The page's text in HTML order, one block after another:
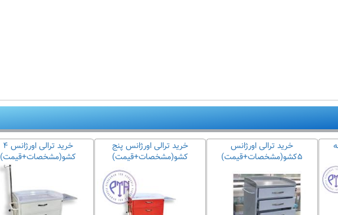
خرید ترالی اورژانس ۴
کشو(مشخصات+قیمت)
خرید ترالی اورژانس پنج
کشو(مشخصات+قیمت)
خرید ترالی اورژانس
۵کشو(مشخصات+قیمت)